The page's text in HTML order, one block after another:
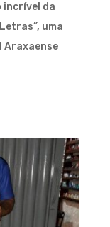
incrível da
uma
Araxaense